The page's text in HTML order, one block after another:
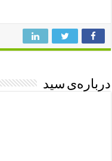
درباره‌ی سید